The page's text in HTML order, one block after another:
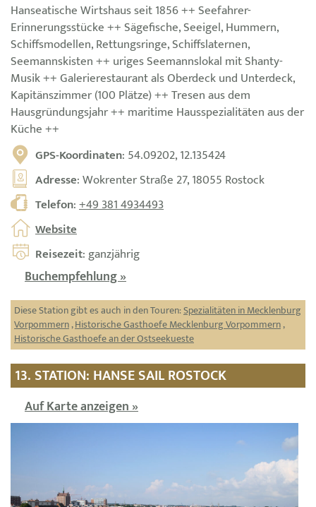
Hanseatische Wirtshaus seit 1856 ++ Seefahrer-
Erinnerungsstücke ++ Sägefische, Seeigel, Hummern,
Schiffsmodellen, Rettungsringe, Schiffslaternen,
Seemannskisten ++ uriges Seemannslokal mit Shanty-
Musik ++ Galerierestaurant als Oberdeck und Unterdeck,
Kapitänszimmer (100 Plätze) ++ Tresen aus dem
Hausgründungsjahr ++ maritime Hausspezialitäten aus der
Küche ++
GPS-Koordinaten: 54.09202, 12.135424
Adresse: Wokrenter Straße 27, 18055 Rostock
Telefon:+49 381 4934493
Website
Reisezeit: ganzjährig
Buchempfehlung »
Diese Station gibt es auch in den Touren:Spezialitäten in Mecklenburg
Vorpommern,Historische Gasthoefe Mecklenburg Vorpommern,
Historische Gasthoefe an der Ostseekueste
13. STATION: HANSE SAIL ROSTOCK
Auf Karte anzeigen »